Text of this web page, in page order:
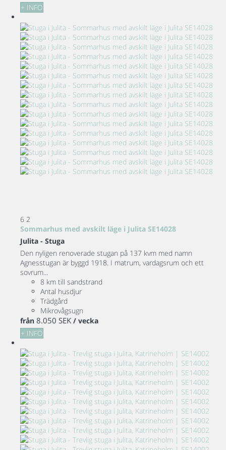
+ INFO
6 2
Sommarhus med avskilt läge i Julita SE14028
Julita - Stuga
Den nyligen renoverade stugan på 137 kvm med namn
Agnesstugan är byggd 1918. I matrum, vardagsrum och ett
sovrum...
8 km till sandstrand
Antal husdjur
Trädgård
Mikrovågsugn
från 8.050 SEK / vecka
+ INFO